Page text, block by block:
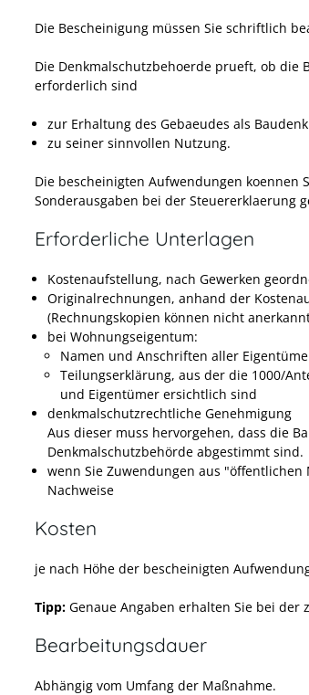
Die Bescheinigung müssen Sie schriftlich
Die Denkmalschutzbehoerde prueft, ob die
erforderlich sind
zur Erhaltung des Gebaeudes als
zu seiner sinnvollen Nutzung.
Die bescheinigten Aufwendungen koennen
Sonderausgaben bei der Steuererklaerung
Erforderliche Unterlagen
Kostenaufstellung, nach Gewerken
Originalrechnungen, anhand der
(Rechnungskopien können nicht
bei Wohnungseigentum:
Namen und Anschriften aller
Teilungserklärung, aus der die 1000/
und Eigentümer ersichtlich sind
denkmalschutzrechtliche Genehmigung
Aus dieser muss hervorgehen, dass die
Denkmalschutzbehörde abgestimmt sind.
wenn Sie Zuwendungen aus
Nachweise
Kosten
je nach Höhe der bescheinigten
Tipp: Genaue Angaben erhalten Sie bei der
Bearbeitungsdauer
Abhängig vom Umfang der Maßnahme.